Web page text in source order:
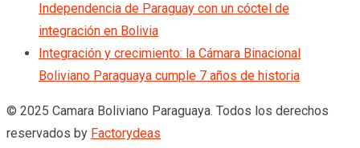
Independencia de Paraguay con un cóctel de
integración en Bolivia
Integración y crecimiento: la Cámara Binacional
Boliviano Paraguaya cumple 7 años de historia
© 2025 Camara Boliviano Paraguaya. Todos los derechos
reservados by Factorydeas